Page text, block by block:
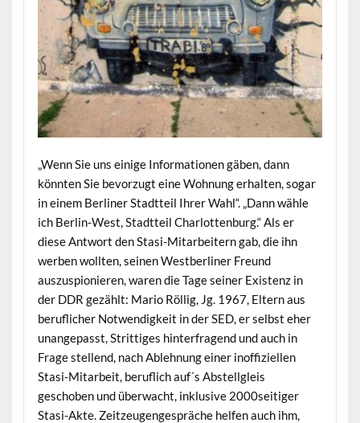
„Wenn Sie uns einige Informationen gäben, dann
könnten Sie bevorzugt eine Wohnung erhalten, sogar
in einem Berliner Stadtteil Ihrer Wahl“. „Dann wähle
ich Berlin-West, Stadtteil Charlottenburg.“ Als er
diese Antwort den Stasi-Mitarbeitern gab, die ihn
werben wollten, seinen Westberliner Freund
auszuspionieren, waren die Tage seiner Existenz in
der DDR gezählt: Mario Röllig, Jg. 1967, Eltern aus
beruflicher Notwendigkeit in der SED, er selbst eher
unangepasst, Strittiges hinterfragend und auch in
Frage stellend, nach Ablehnung einer inoffiziellen
Stasi-Mitarbeit, beruflich auf´s Abstellgleis
geschoben und überwacht, inklusive 2000seitiger
Stasi-Akte. Zeitzeugengespräche helfen auch ihm,